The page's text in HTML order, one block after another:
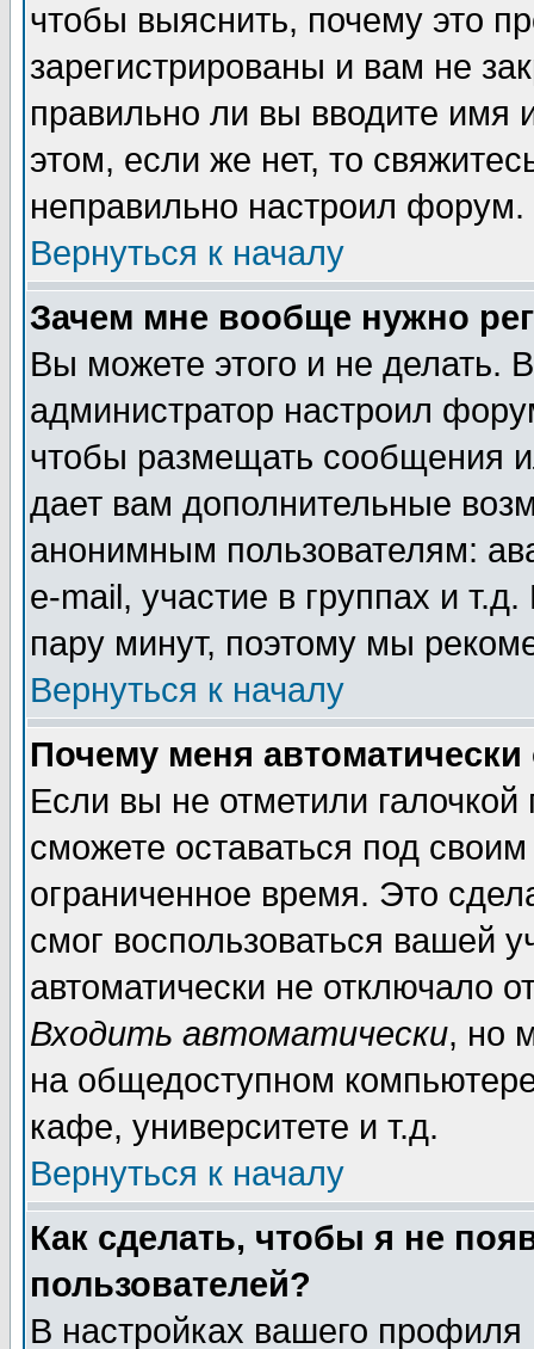
чтобы выяснить, почему это
зарегистрированы и вам не
правильно ли вы вводите
этом, если же нет, то
неправильно настроил форум.
Вернуться к началу
Зачем мне вообще нужно
Вы можете этого и не делать.
администратор настроил
чтобы размещать сообщения
дает вам дополнительные
анонимным пользователям:
e-mail, участие в группах и
пару минут, поэтому мы
Вернуться к началу
Почему меня автоматически
Если вы не отметили галочкой
сможете оставаться под
ограниченное время. Это
смог воспользоваться вашей
автоматически не отключало
Входить автоматически, но
на общедоступном
кафе, университете и т.д.
Вернуться к началу
Как сделать, чтобы я не
пользователей?
В настройках вашего